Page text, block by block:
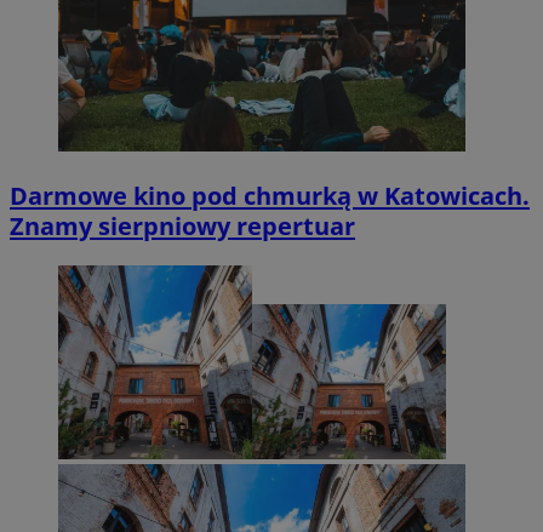
Darmowe kino pod chmurką w Katowicach.
Znamy sierpniowy repertuar